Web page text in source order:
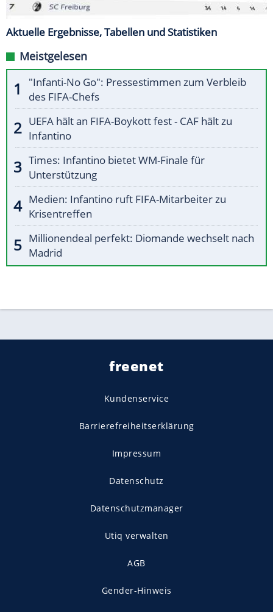
Aktuelle Ergebnisse, Tabellen und Statistiken
Meistgelesen
"Infanti-No Go": Pressestimmen zum Verbleib
des FIFA-Chefs
UEFA hält an FIFA-Boykott fest - CAF hält zu
Infantino
Times: Infantino bietet WM-Finale für
Unterstützung
Medien: Infantino ruft FIFA-Mitarbeiter zu
Krisentreffen
Millionendeal perfekt: Diomande wechselt nach
Madrid
freenet
Kundenservice
Barrierefreiheitserklärung
Impressum
Datenschutz
Datenschutzmanager
Utiq verwalten
AGB
Gender-Hinweis